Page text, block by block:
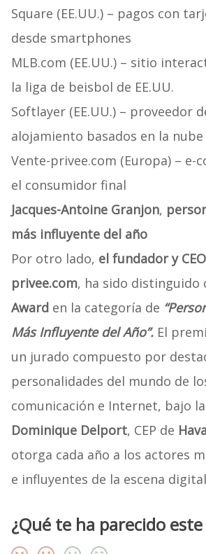
Square (EE.UU.) – pagos con
desde smartphones
MLB.com (EE.UU.) – sitio
la liga de beisbol de EE.UU.
Softlayer (EE.UU.) – proveedor
alojamiento basados en la nube
Vente-privee.com (Europa) – e-
el consumidor final
Jacques-Antoine Granjon,
más influyente del año
Por otro lado, el fundador y
privee.com, ha sido distinguido
Awarden la categoría de
Más Influyente del Año”.El
un jurado compuesto por
personalidades del mundo de
comunicación e Internet, bajo
Dominique Delport, CEP de
otorga cada año a los actores
e influyentes de la escena
¿Qué te ha parecido